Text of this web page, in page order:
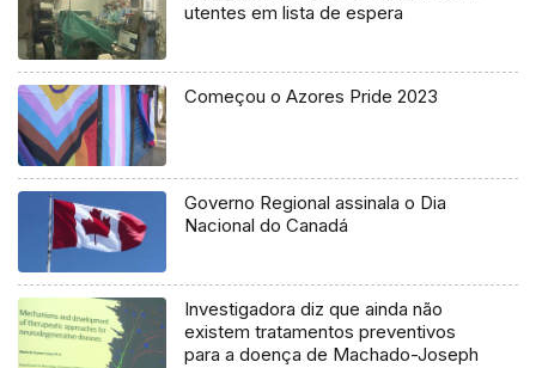
utentes em lista de espera
Começou o Azores Pride 2023
Governo Regional assinala o Dia
Nacional do Canadá
Investigadora diz que ainda não
existem tratamentos preventivos
para a doença de Machado-Joseph